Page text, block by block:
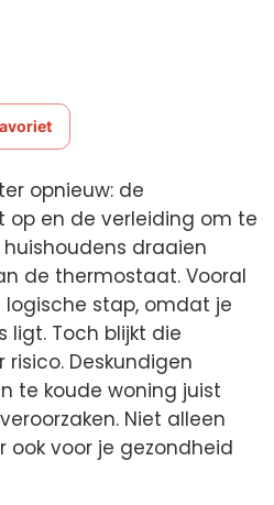
opnieuw: de
op en de verleiding om te
draaien
de thermostaat. Vooral
logische stap, omdat je
ligt. Toch blijkt die
Deskundigen
te koude woning juist
Niet alleen
voor je gezondheid